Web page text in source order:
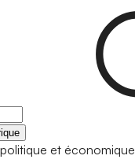
et économique